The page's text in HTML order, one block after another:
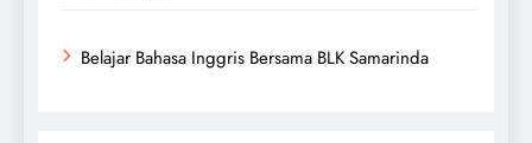
Belajar Bahasa Inggris Bersama BLK Samarinda